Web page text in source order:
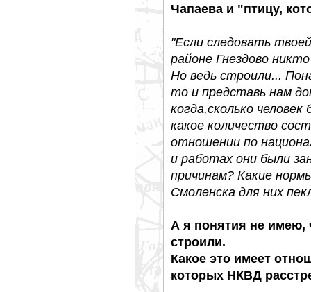
Чапаева и "птицу,
"Если следовать
районе Гнездово
Но ведь строили...
то и представь нам
когда,сколько
какое количество
отношении по
и работах они были
причинам? Какие
Смоленска для них
А я понятия не имею,
строили.
Какое это имеет
которых НКВД